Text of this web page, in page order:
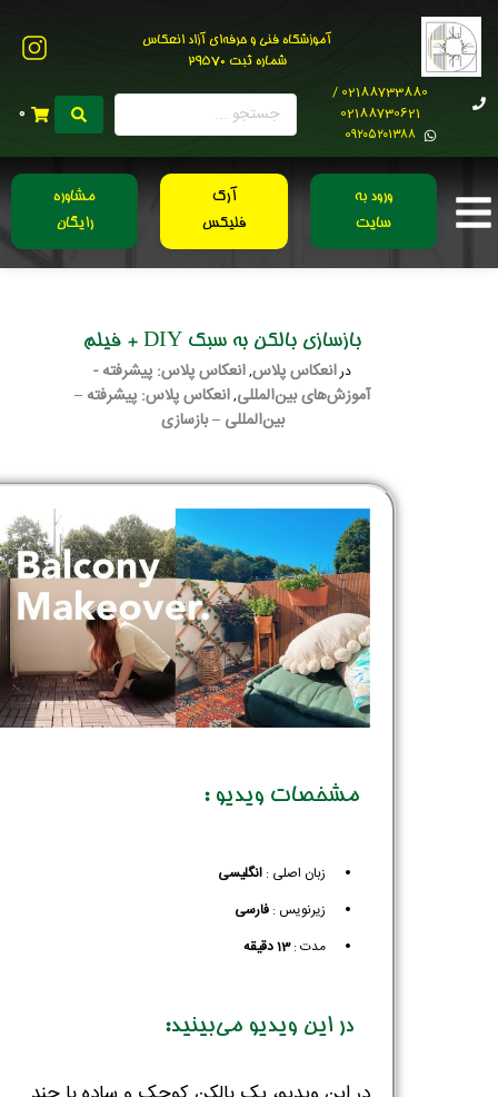
آموزشگاه فنی و حرفه‌ای آزاد انعکاس
شماره ثبت 29570
02188733880 /
02188730621
0۹۲۰۵۲۰۱۳۸۸
0
ورود به
سایت
آرک
فلیکس
مشاوره
رایگان
بازسازی بالکن به سبک DIY + فیلم
درانعکاس پلاس,انعکاس پلاس: پیشرفته -
آموزش‌های بین‌المللی,انعکاس پلاس: پیشرفته –
بین‌المللی – بازسازی
مشخصات ویدیو :
زبان اصلی : انگلیسی
زیرنویس :‌ فارسی
مدت :13 دقیقه
در این ویدیو می‌بینید: